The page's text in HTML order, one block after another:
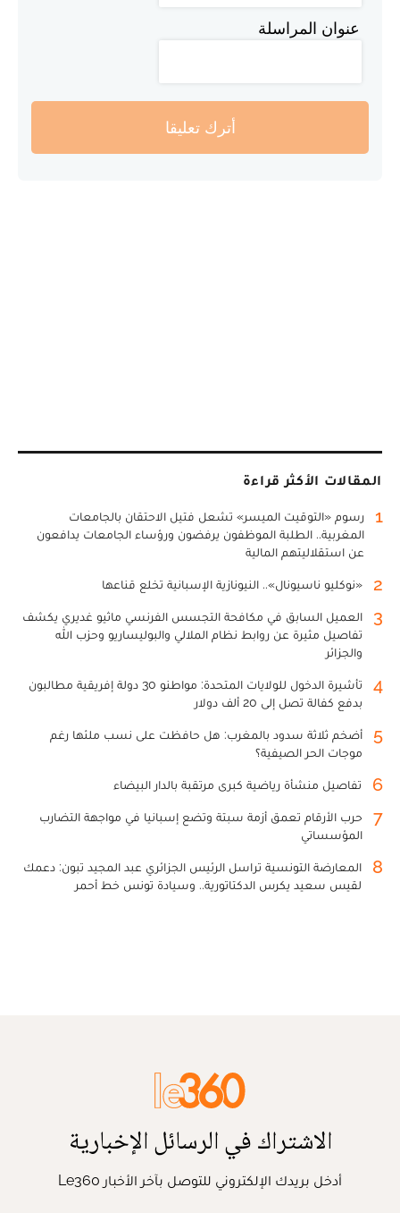
عنوان المراسلة
أترك تعليقا
المقالات الأكثر قراءة
1
رسوم «التوقيت الميسر» تشعل فتيل الاحتقان بالجامعات
المغربية.. الطلبة الموظفون يرفضون ورؤساء الجامعات يدافعون
عن استقلاليتهم المالية
2 «نوكليو ناسيونال».. النيونازية الإسبانية تخلع قناعها
3
العميل السابق في مكافحة التجسس الفرنسي ماثيو غديري يكشف
تفاصيل مثيرة عن روابط نظام الملالي والبوليساريو وحزب الله
والجزائر
4
تأشيرة الدخول للولايات المتحدة: مواطنو 30 دولة إفريقية مطالبون
بدفع كفالة تصل إلى 20 ألف دولار
5
أضخم ثلاثة سدود بالمغرب: هل حافظت على نسب ملئها رغم
موجات الحر الصيفية؟
6 تفاصيل منشأة رياضية كبرى مرتقبة بالدار البيضاء
7
حرب الأرقام تعمق أزمة سبتة وتضع إسبانيا في مواجهة التضارب
المؤسساتي
8
المعارضة التونسية تراسل الرئيس الجزائري عبد المجيد تبون: دعمك
لقيس سعيد يكرس الدكتاتورية.. وسيادة تونس خط أحمر
الاشتراك في الرسائل الإخبارية
أدخل بريدك الإلكتروني للتوصل بآخر الأخبار Le360